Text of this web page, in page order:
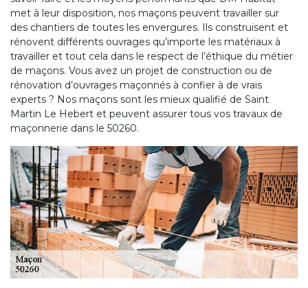
met à leur disposition, nos maçons peuvent travailler sur
des chantiers de toutes les envergures. Ils construisent et
rénovent différents ouvrages qu’importe les matériaux à
travailler et tout cela dans le respect de l’éthique du métier
de maçons. Vous avez un projet de construction ou de
rénovation d’ouvrages maçonnés à confier à de vrais
experts ? Nos maçons sont les mieux qualifié de Saint
Martin Le Hebert et peuvent assurer tous vos travaux de
maçonnerie dans le 50260.